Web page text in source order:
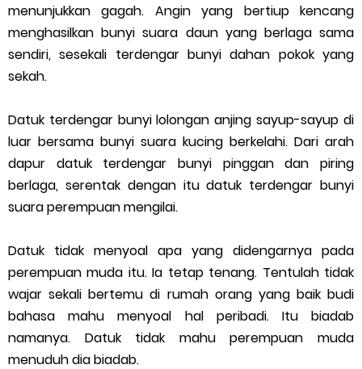
menunjukkan gagah. Angin yang bertiup kencang
menghasilkan bunyi suara daun yang berlaga sama
sendiri, sesekali terdengar bunyi dahan pokok yang
sekah.
Datuk terdengar bunyi lolongan anjing sayup-sayup di
luar bersama bunyi suara kucing berkelahi. Dari arah
dapur datuk terdengar bunyi pinggan dan piring
berlaga, serentak dengan itu datuk terdengar bunyi
suara perempuan mengilai.
Datuk tidak menyoal apa yang didengarnya pada
perempuan muda itu. Ia tetap tenang. Tentulah tidak
wajar sekali bertemu di rumah orang yang baik budi
bahasa mahu menyoal hal peribadi. Itu biadab
namanya. Datuk tidak mahu perempuan muda
menuduh dia biadab.